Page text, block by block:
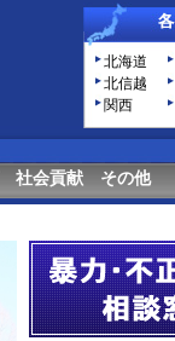
北海道
北信越
関西
社会貢献 その他